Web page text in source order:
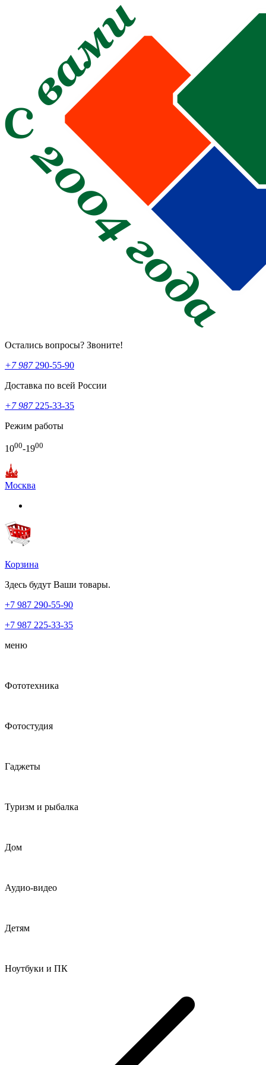
Остались вопросы? Звоните!
+7 987290-55-90
Доставка по всей России
+7 987225-33-35
Режим работы
1000-1900
Москва
Корзина
Здесь будут Ваши товары.
+7 987 290-55-90
+7 987 225-33-35
меню
Фототехника
Фотостудия
Гаджеты
Туризм и рыбалка
Дом
Аудио-видео
Детям
Ноутбуки и ПК